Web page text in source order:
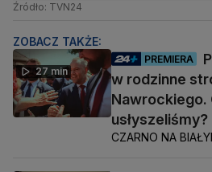
Źródło: TVN24
ZOBACZ TAKŻE:
27 min
PREMIERA
w rodzinne
Nawrockiego.
usłyszeliśmy?
CZARNO NA